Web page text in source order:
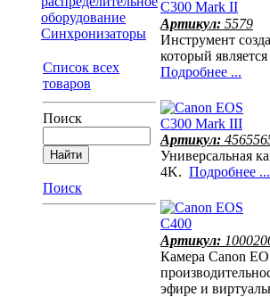
оборудование
Синхронизаторы
Список всех
товаров
Поиск
Поиск
Артикул: 5579
Инструмент
который
Подробнее ...
Артикул:
Универсальная
4K. Подробнее ...
Артикул:
Камера Canon
эфире и